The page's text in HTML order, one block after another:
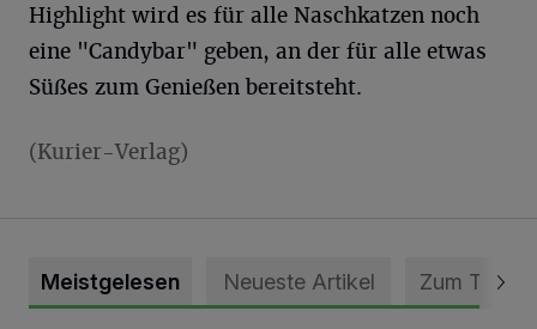
Highlight wird es für alle Naschkatzen noch
eine "Candybar" geben, an der für alle etwas
Süßes zum Genießen bereitsteht.
(Kurier-Verlag)
Meistgelesen Neueste Artikel Zum Thema